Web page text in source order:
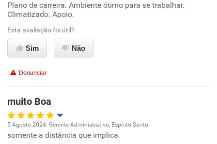
Oportunidade de promoção
Ambiente de trabalho
Conciliação com a vida familiar
Recomenda esta empresa
Recomenda a diretoria
Plano de carreira. Ambiente ótimo para se trabalhar.
Climatizado. Apoio.
Esta avaliação foi útil?
Sim Não
Denunciar
muito Boa
Oportunidade de promoção
5 Agosto 2024. Gerente Administrativo, Espírito Santo
somente a distância que implica